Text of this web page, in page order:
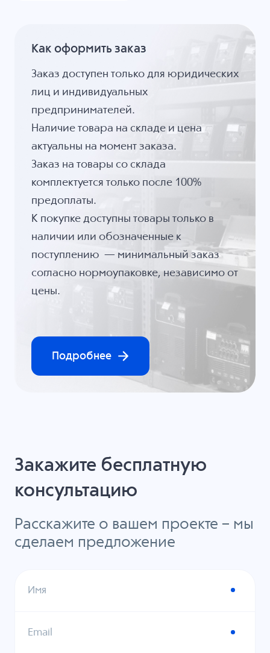
Как оформить заказ
Заказ доступен только для юридических
лиц и индивидуальных
предпринимателей.
Наличие товара на складе и цена
актуальны на момент заказа.
Заказ на товары со склада
комплектуется только после 100%
предоплаты.
К покупке доступны товары только в
наличии или обозначенные к
поступлению — минимальный заказ
согласно нормоупаковке, независимо от
цены.
Подробнее
Закажите бесплатную
консультацию
Расскажите о вашем проекте – мы
сделаем предложение
Имя
Email